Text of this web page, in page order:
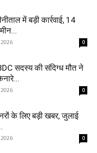
में बड़ी कार्रवाई, 14
0
सदस्य की संदिग्ध मौत ने
0
के लिए बड़ी खबर, जुलाई
0